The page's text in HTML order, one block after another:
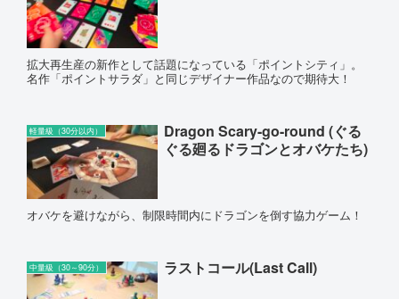
拡大再生産の新作として話題になっている「ポイントシティ」。
名作「ポイントサラダ」と同じデザイナー作品なので期待大！
軽量級（30分以内）
Dragon Scary-go-round (ぐる
ぐる廻るドラゴンとオバケたち)
オバケを避けながら、制限時間内にドラゴンを倒す協力ゲーム！
中量級（30～90分） ラストコール(Last Call)